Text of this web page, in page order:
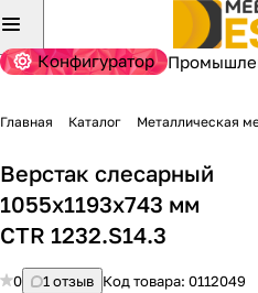
Конфигуратор
Главная Каталог Металлическая
Верстак слесарный
1055x1193x743 мм
CTR 1232.S14.3
0 1 отзыв Код товара: 0112049